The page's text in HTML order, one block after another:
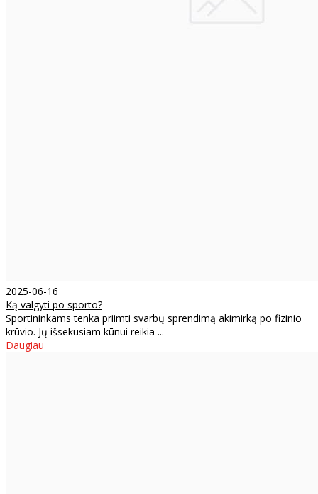
2025-06-16
Ką valgyti po sporto?
Sportininkams tenka priimti svarbų sprendimą akimirką po fizinio
krūvio. Jų išsekusiam kūnui reikia ...
Daugiau